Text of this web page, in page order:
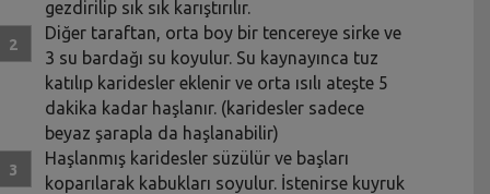
gezdirilip sık sık karıştırılır.
Diğer taraftan, orta boy bir tencereye sirke ve
3 su bardağı su koyulur. Su kaynayınca tuz
katılıp karidesler eklenir ve orta ısılı ateşte 5
dakika kadar haşlanır. (karidesler sadece
beyaz şarapla da haşlanabilir)
Haşlanmış karidesler süzülür ve başları
koparılarak kabukları soyulur. İstenirse kuyruk